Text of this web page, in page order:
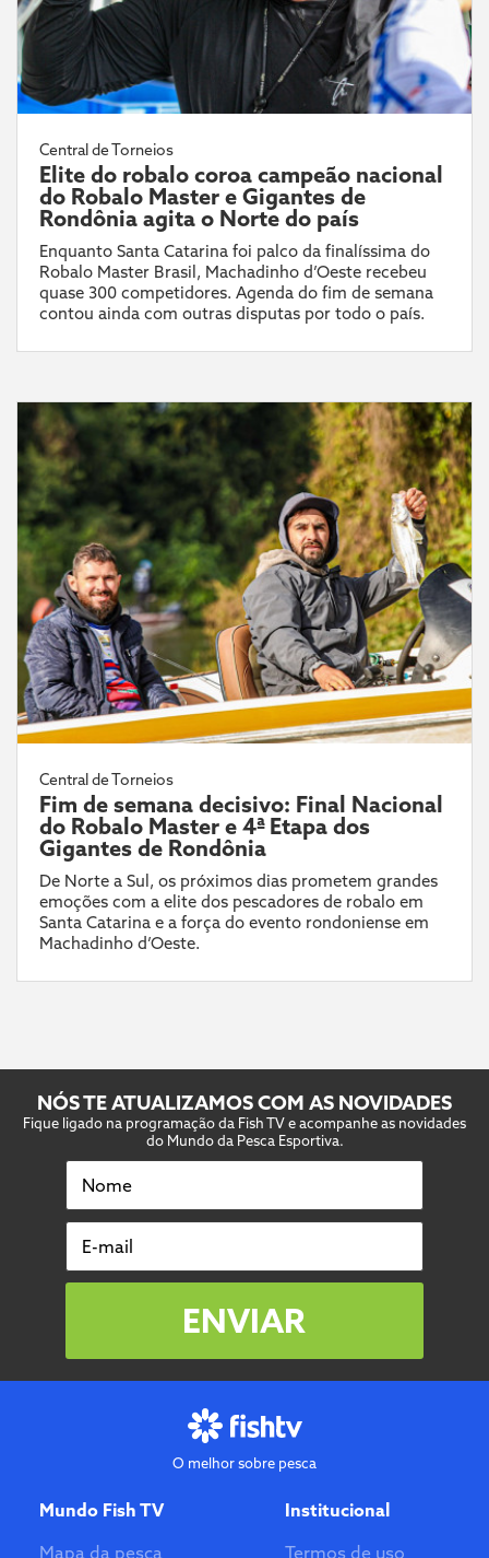
Central de Torneios
Elite do robalo coroa campeão nacional
do Robalo Master e Gigantes de
Rondônia agita o Norte do país
Enquanto Santa Catarina foi palco da finalíssima do
Robalo Master Brasil, Machadinho d’Oeste recebeu
quase 300 competidores. Agenda do fim de semana
contou ainda com outras disputas por todo o país.
Central de Torneios
Fim de semana decisivo: Final Nacional
do Robalo Master e 4ª Etapa dos
Gigantes de Rondônia
De Norte a Sul, os próximos dias prometem grandes
emoções com a elite dos pescadores de robalo em
Santa Catarina e a força do evento rondoniense em
Machadinho d’Oeste.
NÓS TE ATUALIZAMOS COM AS NOVIDADES
Fique ligado na programação da Fish TV e acompanhe as novidades
do Mundo da Pesca Esportiva.
Nome
E-mail
ENVIAR
O melhor sobre pesca
Mundo Fish TV
Mapa da pesca
Institucional
Termos de uso